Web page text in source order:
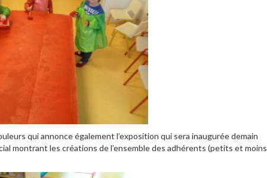
qui annonce également l’exposition qui sera inaugurée demain
montrant les créations de l’ensemble des adhérents (petits et moins